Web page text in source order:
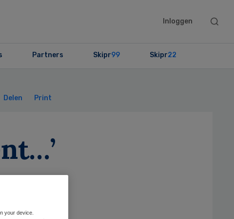
Inloggen
Search
Partners Skipr99 Skipr22
Delen Print
your device.